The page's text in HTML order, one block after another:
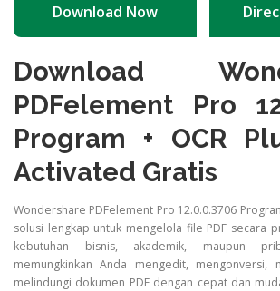
Download Now
Download
PDFelement Pro
Program + OCR
Activated Gratis
Wondershare PDFelement Pro 12.0.0.3706
solusi lengkap untuk mengelola file PDF secara
kebutuhan bisnis, akademik, maupun
memungkinkan Anda mengedit, mengonversi,
melindungi dokumen PDF dengan cepat dan